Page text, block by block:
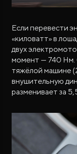
Если перевести
«киловатт» в
двух
момент — 740 Нм.
тяжёлой машине
внушительную
разменивает за